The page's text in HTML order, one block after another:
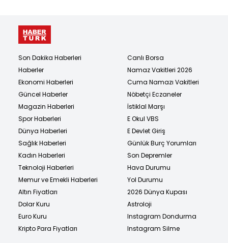
Son Dakika Haberleri
Haberler
Ekonomi Haberleri
Güncel Haberler
Magazin Haberleri
Spor Haberleri
Dünya Haberleri
Sağlık Haberleri
Kadın Haberleri
Teknoloji Haberleri
Memur ve Emekli Haberleri
Altın Fiyatları
Dolar Kuru
Euro Kuru
Kripto Para Fiyatları
Canlı Borsa
Namaz Vakitleri 2026
Cuma Namazı Vakitleri
Nöbetçi Eczaneler
İstiklal Marşı
E Okul VBS
E Devlet Giriş
Günlük Burç Yorumları
Son Depremler
Hava Durumu
Yol Durumu
2026 Dünya Kupası
Astroloji
Instagram Dondurma
Instagram Silme